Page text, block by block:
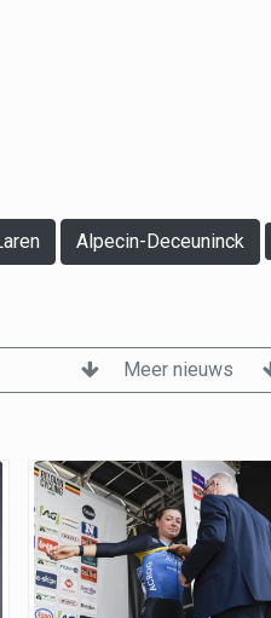
Alpecin-Deceuninck
Meer nieuws